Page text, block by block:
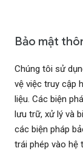
Bảo mật
Chúng tôi sử
vệ việc truy cập
liệu. Các biện
lưu trữ, xử lý và
các biện pháp
trái phép vào hệ